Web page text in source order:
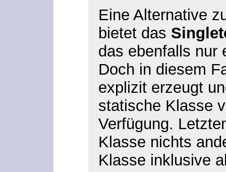
Eine Alternative
bietet das
das ebenfalls nur
Doch in diesem
explizit erzeugt
statische Klasse
Verfügung.
Klasse nichts
Klasse inklusive